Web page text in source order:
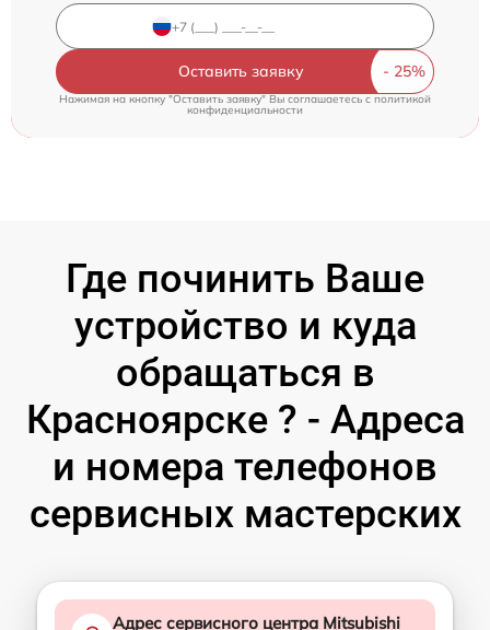
Оставить заявку
Нажимая на кнопку "Оставить заявку" Вы соглашаетесь c политикой
конфиденциальности
Где починить Ваше
устройство и куда
обращаться в
Красноярске ? - Адреса
и номера телефонов
сервисных мастерских
Адрес сервисного центра Mitsubishi